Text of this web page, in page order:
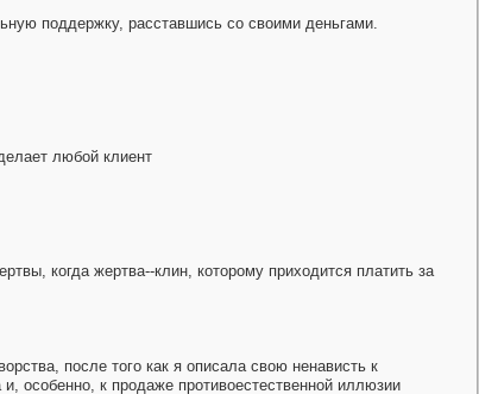
расставшись со своими деньгами.
любой клиент
когда жертва--клин, которому приходится платить за
после того как я описала свою ненависть к
особенно, к продаже противоестественной иллюзии